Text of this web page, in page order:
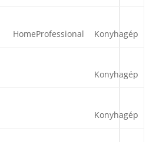
HomeProfessional Konyhagép
Konyhagép
Konyhagép